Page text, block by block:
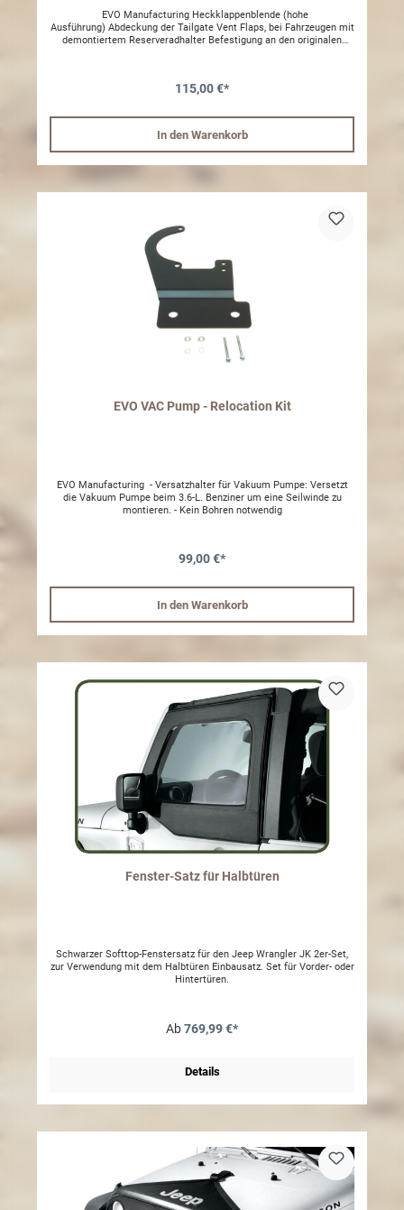
EVO Manufacturing Heckklappenblende (hohe
Ausführung) Abdeckung der Tailgate Vent Flaps, bei Fahrzeugen mit
demontiertem Reserveradhalter Befestigung an den originalen
115,00 €*
In den Warenkorb
EVO VAC Pump - Relocation Kit
EVO Manufacturing - Versatzhalter für Vakuum Pumpe: Versetzt
die Vakuum Pumpe beim 3.6-L. Benziner um eine Seilwinde zu
montieren. - Kein Bohren notwendig
99,00 €*
In den Warenkorb
Fenster-Satz für Halbtüren
Schwarzer Softtop-Fenstersatz für den Jeep Wrangler JK 2er-Set,
zur Verwendung mit dem Halbtüren Einbausatz. Set für Vorder- oder
Hintertüren.
Ab769,99 €*
Details